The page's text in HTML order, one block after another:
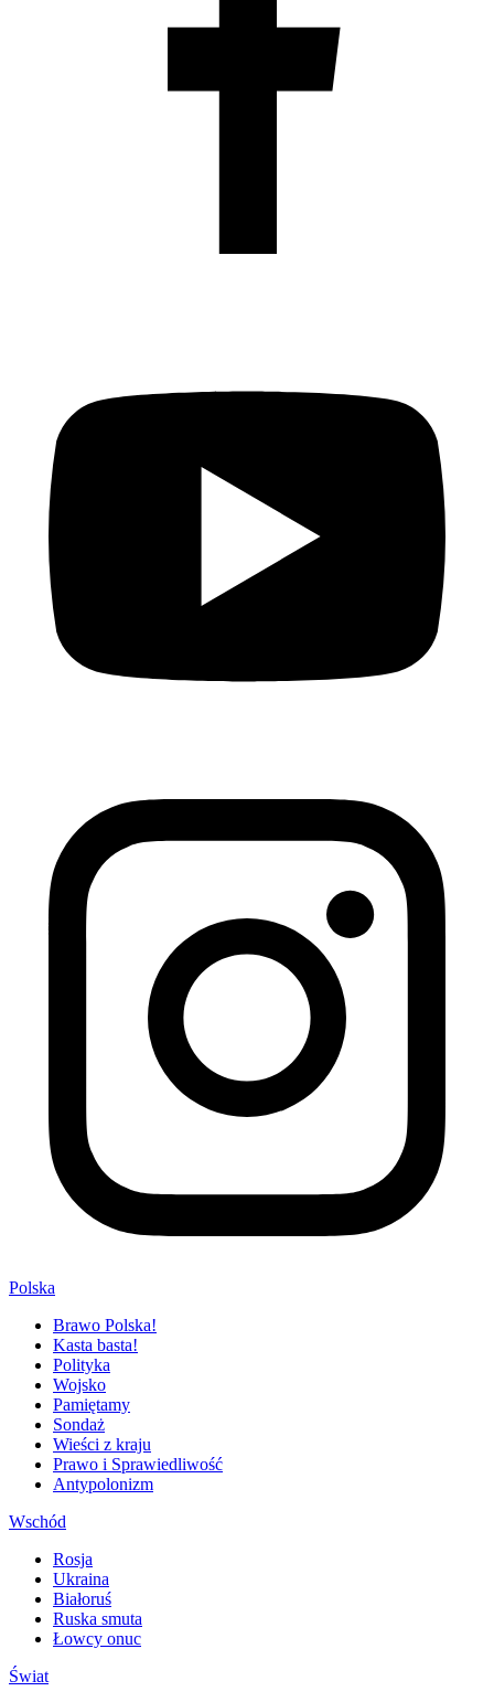
Polska
Brawo Polska!
Kasta basta!
Polityka
Wojsko
Pamiętamy
Sondaż
Wieści z kraju
Prawo i Sprawiedliwość
Antypolonizm
Wschód
Rosja
Ukraina
Białoruś
Ruska smuta
Łowcy onuc
Świat